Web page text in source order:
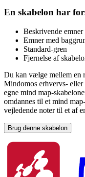
En skabelon har
Beskrivende emner
Emner med
Standard-gren
Fjernelse af
Du kan vælge mellem en
Mindomos erhvervs-
egne mind map-
omdannes til et mind
vejledende noter til et af
Brug denne skabelon